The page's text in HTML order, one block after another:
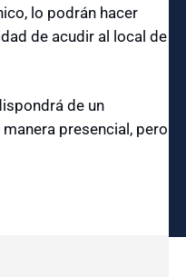
lo podrán hacer
de acudir al local de
de un
presencial, pero